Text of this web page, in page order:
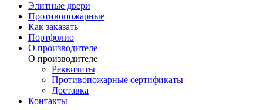
Элитные двери
Противопожарные
Как заказать
Портфолио
О производителе
О производителе
Реквизиты
Противопожарные сертификаты
Доставка
Контакты